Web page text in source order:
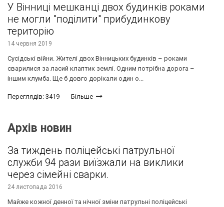
У Вінниці мешканці двох будинків роками
не могли "поділити" прибудинкову
територію
14 червня 2019
Сусідські війни. Жителі двох Вінницьких будинків – роками
сварилися за ласий клаптик землі. Одним потрібна дорога –
іншим клумба. Ще б довго дорікали один о...
Переглядів: 3419 Більше
Архів новин
За тиждень поліцейські патрульної
служби 94 рази виїзжали на виклики
через сімейні сварки.
24 листопада 2016
Майже кожної денної та нічної зміни патрульні поліцейські